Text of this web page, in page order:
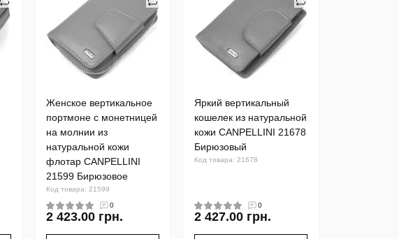
Женское вертикальное
портмоне с монетницей
на молнии из
натуральной кожи
флотар CANPELLINI
21599 Бирюзовое
Код товара: 21599
0
2 423.00 грн.
Яркий вертикальный
кошелек из натуральной
кожи CANPELLINI 21678
Бирюзовый
Код товара: 21678
0
2 427.00 грн.